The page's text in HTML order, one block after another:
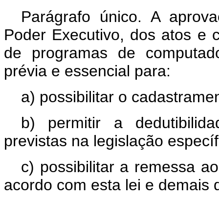
Parágrafo único. A
Poder Executivo, dos atos e
de programas de
prévia e essencial para:
a) possibilitar o
b) permitir a
previstas na legislação
c) possibilitar a remessa
acordo com esta lei e demais